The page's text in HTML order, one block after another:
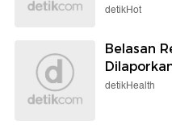
detikHot
Belasan
detikHealth